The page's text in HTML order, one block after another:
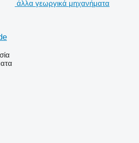
άλλα γεωργικά μηχανήματα